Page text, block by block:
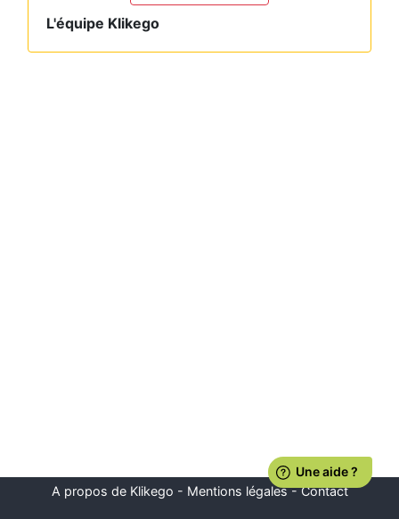
L'équipe Klikego
A propos de Klikego - Mentions légales-Contact